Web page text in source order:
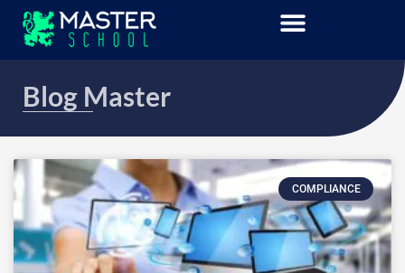
Blog Master
COMPLIANCE